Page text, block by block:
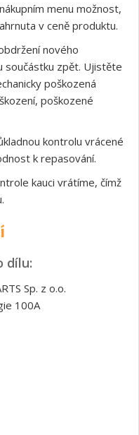
menu možnost,
v ceně produktu.
nového
zpět. Ujistěte
poškozená
poškozené
kontrolu vrácené
k repasování.
kauci vrátíme, čímž
dílu:
Sp. z o.o.
100A